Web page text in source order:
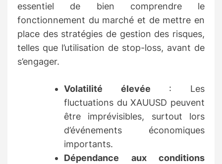
essentiel de bien comprendre le
fonctionnement du marché et de mettre en
place des stratégies de gestion des risques,
telles que l’utilisation de stop-loss, avant de
s’engager.
Volatilité élevée : Les
fluctuations du XAUUSD peuvent
être imprévisibles, surtout lors
d’événements économiques
importants.
Dépendance aux conditions